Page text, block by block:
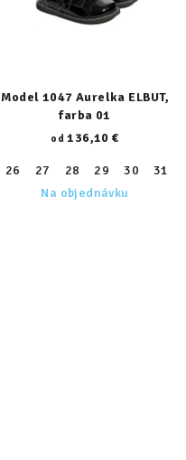
27 28 29 30 31
32
Model 1047 Aurelka ELBUT,
farba 01
od 136,10 €
26 27 28 29 30 31
Na objednávku